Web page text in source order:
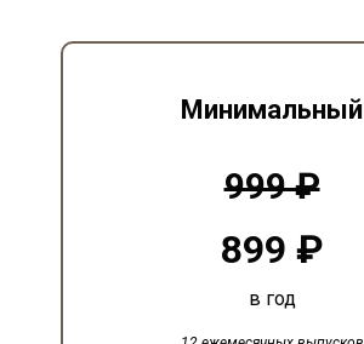
Минимальный
999 ₽
899 ₽
в год